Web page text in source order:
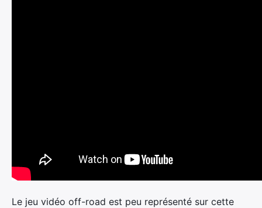
Le jeu vidéo off-road est peu représenté sur cette